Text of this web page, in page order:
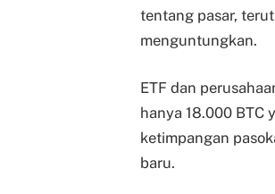
tentang pasar,
menguntungkan.
ETF dan
hanya 18.000 BTC
ketimpangan
baru.